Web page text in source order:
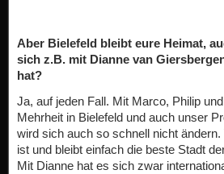
Aber Bielefeld bleibt eure Heimat,
sich z.B. mit Dianne van
hat?
Ja, auf jeden Fall. Mit Marco, Philip
Mehrheit in Bielefeld und auch unser
wird sich auch so schnell nicht
ist und bleibt einfach die beste Stadt
Mit Dianne hat es sich zwar